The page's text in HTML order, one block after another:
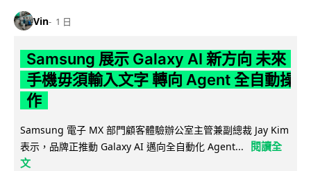
Vin 1 日
Samsung 展示 Galaxy AI 新方向 未來
手機毋須輸入文字 轉向 Agent 全自動操
作
Samsung 電子 MX 部門顧客體驗辦公室主管兼副總裁 Jay Kim
表示，品牌正推動 Galaxy AI 邁向全自動化 Agent...
閱讀全
文